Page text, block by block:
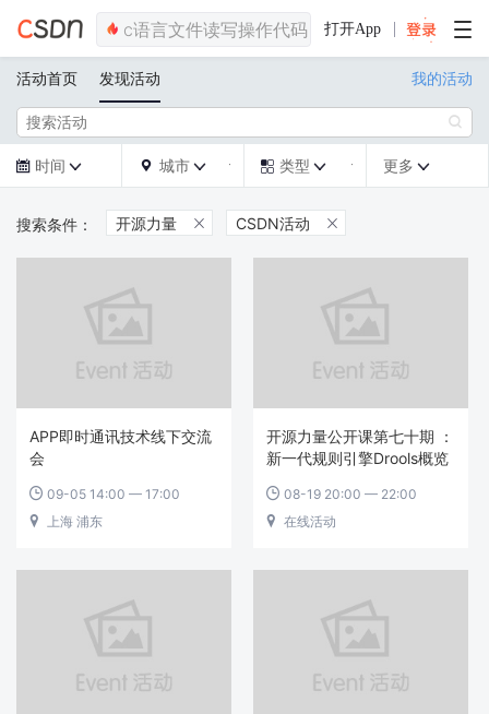
打开App
活动首页 发现活动 我的活动

 时间   城市   类型  更多 
开源力量  CSDN活动 
APP即时通讯技术线下交流
会
 09-05 14:00 — 17:00
 上海 浦东
开源力量公开课第七十期 ：
新一代规则引擎Drools概览
 08-19 20:00 — 22:00
 在线活动